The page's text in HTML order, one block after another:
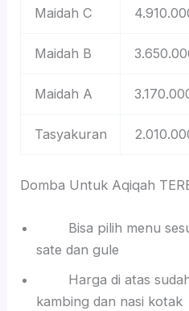
Maidah C
Maidah B
Maidah A
Tasyakuran
Domba Untuk Aqiqah
Bisa pilih menu
sate dan gule
Harga di atas sudah
kambing dan nasi kotak